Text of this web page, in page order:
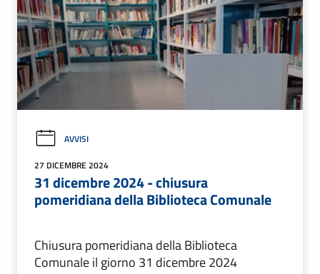
AVVISI
27 DICEMBRE 2024
31 dicembre 2024 - chiusura
pomeridiana della Biblioteca Comunale
Chiusura pomeridiana della Biblioteca
Comunale il giorno 31 dicembre 2024